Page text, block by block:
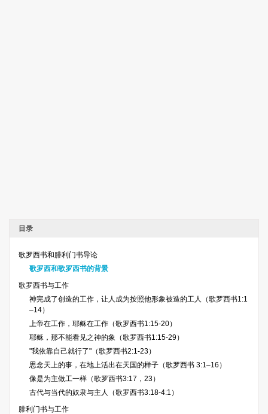
目录
歌罗西书和腓利门书导论
歌罗西和歌罗西书的背景
歌罗西书与工作
神完成了创造的工作，让人成为按照他形象被造的工人（歌罗西书1:1
–14）
上帝在工作，耶稣在工作（歌罗西书1:15-20）
耶稣，那不能看见之神的象（歌罗西书1:15-29）
"我依靠自己就行了"（歌罗西书2:1-23）
思念天上的事，在地上活出在天国的样子（歌罗西书 3:1–16）
像是为主做工一样（歌罗西书3:17，23）
古代与当代的奴隶与主人（歌罗西书3:18-4:1）
腓利门书与工作